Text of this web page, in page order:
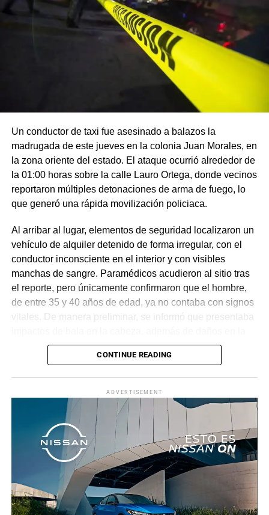
Un conductor de taxi fue asesinado a balazos la
madrugada de este jueves en la colonia Juan Morales, en
la zona oriente del estado. El ataque ocurrió alrededor de
la 01:00 horas sobre la calle Lauro Ortega, donde vecinos
reportaron múltiples detonaciones de arma de fuego, lo
que generó una rápida movilización policiaca.
Al arribar al lugar, elementos de seguridad localizaron un
vehículo de alquiler detenido de forma irregular, con el
conductor inconsciente en el interior y con visibles
manchas de sangre. Paramédicos acudieron al sitio tras
el reporte, pero únicamente confirmaron que el hombre,
de entre 35 y 40 años de edad, ya no contaba con signos
vitales. De manera preliminar, se informó que presentaba
puerta del lado del conductor.
realizaron las diligencias correspondientes y el
levantamiento del cuerpo. Hasta el momento no se
cuenta con información sobre los agresores, y el cadáver
fue trasladado al Servicio Médico Forense en espera de
ser identificado, en tanto continúan las investigaciones.
CONTINUE READING
ADVERTISEMENT